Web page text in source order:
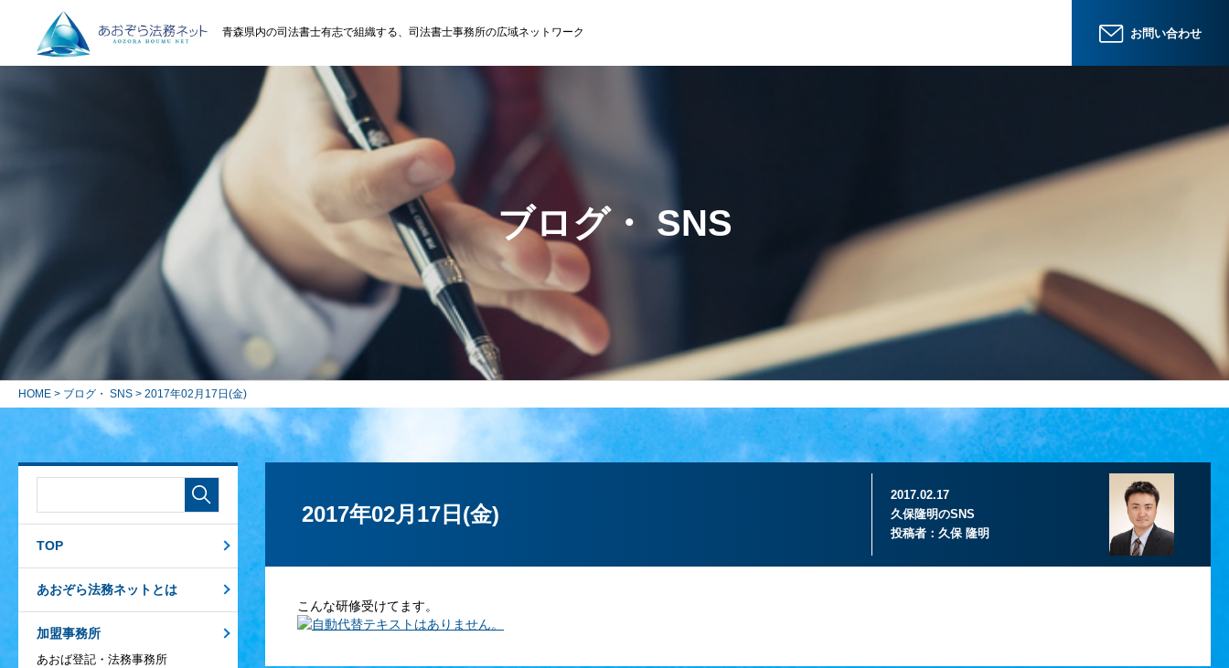
青森県内の司法書士有志で組織する、司法書士事務所の広域ネットワーク お問い合わせ
ブログ・ SNS
HOME > ブログ・ SNS > 2017年02月17日(金)
2017年02月17日(金)
2017.02.17
久保隆明のSNS
投稿者： 久保 隆明
こんな研修受けてます。
TOP
あおぞら法務ネットとは
加盟事務所
あおば登記・法務事務所